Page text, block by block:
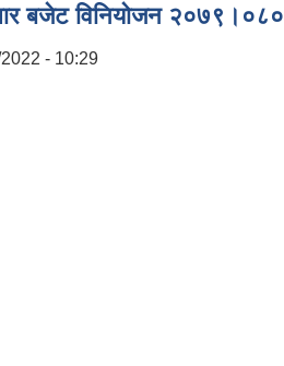
बजेट विनियाेजन २०७९।०८०
- 10:29